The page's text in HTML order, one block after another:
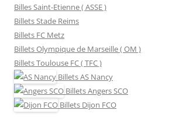
Billes Saint-Etienne ( ASSE )
Billets Stade Reims
Billets FC Metz
Billets Olympique de Marseille ( OM )
Billets Toulouse FC ( TFC )
BilletsAS Nancy
BilletsAngers SCO
Billets Dijon FCO